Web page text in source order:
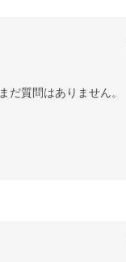
まだ質問はありません。